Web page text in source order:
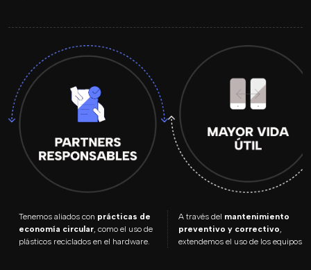
Tenemos aliados con prácticas de
economía circular, como el uso de
plásticos reciclados en el hardware.
A través del mantenimiento
preventivo y correctivo,
extendemos el uso de los equipos.